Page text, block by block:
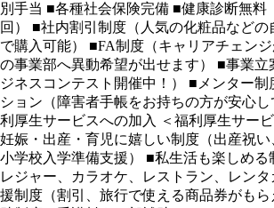
別手当 ■各種社会保険完備 ■健康診断無料
回） ■社内割引制度（人気の化粧品などの
で購入可能） ■FA制度（キャリアチェン
の事業部へ異動希望が出せます） ■事業立
ジネスコンテスト開催中！） ■メンター
ション（障害者手帳をお持ちの方が安心
利厚生サービスへの加入 ＜福利厚生サー
妊娠・出産・育児に嬉しい制度（出産祝い
小学校入学準備支援） ■私生活も楽しめる
レジャー、カラオケ、レストラン、レン
援制度（割引、旅行で使える商品券がも